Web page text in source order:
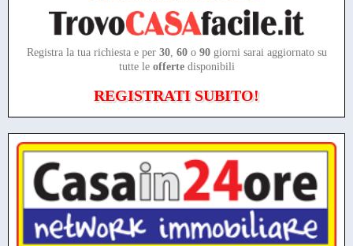
Registra la tua richiesta e per 30, 60o 90giorni sarai aggiornato su
tutte le offertedisponibili
REGISTRATI SUBITO!